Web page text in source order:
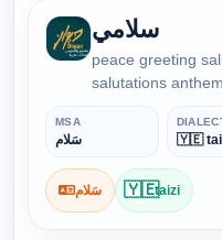
سلامي
peace greeting
salutations
MSA
سَلام 🇾🇪
سَلام 🇾🇪taizi